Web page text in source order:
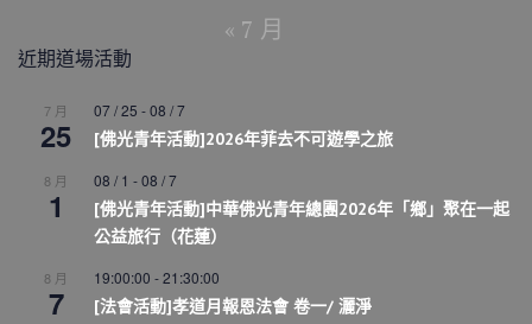
« 7 月
近期道場活動
7 月
25
07 / 25 -08 / 7
[佛光青年活動]2026年菲去不可遊學之旅
8 月
1
08 / 1 -08 / 7
[佛光青年活動]中華佛光青年總團2026年「鄉」聚在一起
公益旅行（花蓮）
8 月
7
19:00:00 -21:30:00
[法會活動]孝道月報恩法會 卷一/ 灑淨